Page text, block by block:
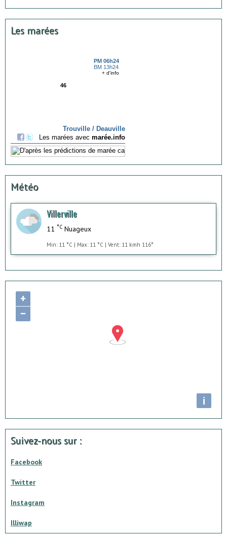
Les marées
Météo
Villerville
11 °C Nuageux
Min: 11 °C | Max: 11 °C | Vent: 11 kmh 116°
+
−
i
Suivez-nous sur :
Facebook
Twitter
Instagram
Illiwap